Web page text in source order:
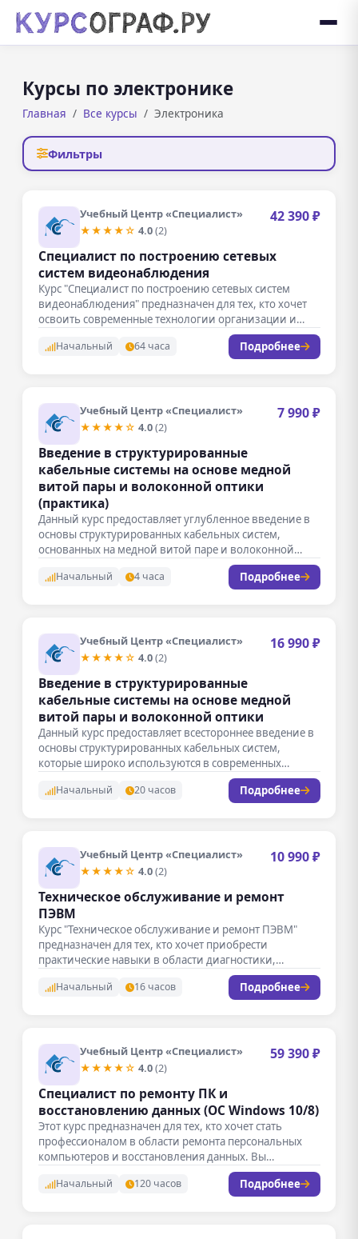
Курсы по электронике
Главная Все курсы Электроника
Фильтры
Учебный Центр «Специалист»
★★★★☆ 4.0(2)
42 390 ₽
Специалист по построению сетевых
систем видеонаблюдения
Курс "Специалист по построению сетевых систем
видеонаблюдения" предназначен для тех, кто хочет
освоить современные технологии организации и
Начальный 64 часа Подробнее
Учебный Центр «Специалист»
★★★★☆ 4.0(2)
7 990 ₽
Введение в структурированные
кабельные системы на основе медной
витой пары и волоконной оптики
(практика)
Данный курс предоставляет углубленное введение в
основы структурированных кабельных систем,
основанных на медной витой паре и волоконной
Начальный 4 часа Подробнее
Учебный Центр «Специалист»
★★★★☆ 4.0(2)
16 990 ₽
Введение в структурированные
кабельные системы на основе медной
витой пары и волоконной оптики
Данный курс предоставляет всестороннее введение в
основы структурированных кабельных систем,
которые широко используются в современных
информационных и телекоммуникационных…
Начальный 20 часов Подробнее
Учебный Центр «Специалист»
★★★★☆ 4.0(2)
10 990 ₽
Техническое обслуживание и ремонт
ПЭВМ
Курс "Техническое обслуживание и ремонт ПЭВМ"
предназначен для тех, кто хочет приобрести
практические навыки в области диагностики,
Начальный 16 часов Подробнее
Учебный Центр «Специалист»
★★★★☆ 4.0(2)
59 390 ₽
Специалист по ремонту ПК и
восстановлению данных (ОС Windows 10/8)
Этот курс предназначен для тех, кто хочет стать
профессионалом в области ремонта персональных
компьютеров и восстановления данных. Вы…
Начальный 120 часов Подробнее